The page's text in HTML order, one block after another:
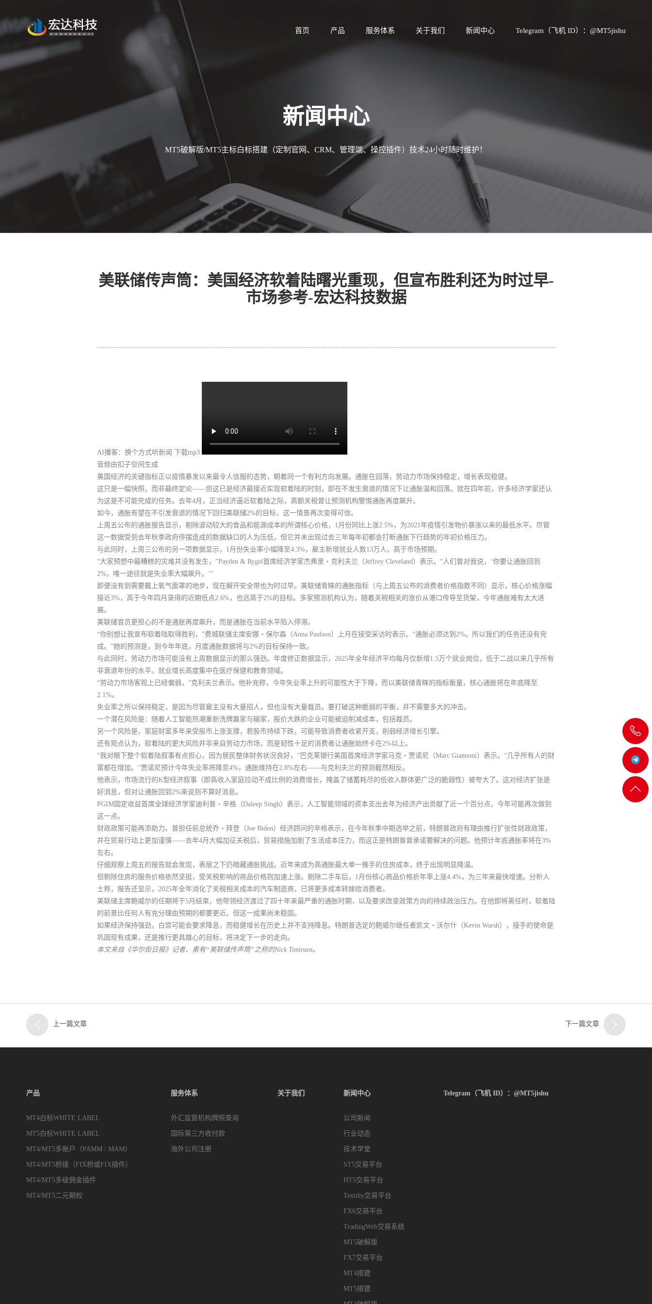
首页 产品 服务体系 关于我们 新闻中心 Telegram（飞机 ID）：@MT5jishu
飞
机
客服
返回
新闻中心
MT5破解版/MT5主标白标搭建（定制官网、CRM、管理端、操控插件）技术24小时随时维护！
美联储传声筒：美国经济软着陆曙光重现，但宣布胜利还为时过早-
市场参考-宏达科技数据
AI播客：换个方式听新闻 下载mp3
音频由扣子空间生成
美国经济的关键指标正以疫情暴发以来最令人信服的态势，朝着同一个有利方向发展。通胀在回落，劳动力市场保持稳定，增长表现稳健。
这只是一幅快照，而非最终定论——但这已是经济最接近实现软着陆的时刻，即在不发生衰退的情况下让通胀温和回落。就在四年前，许多经济学家还认
为这是不可能完成的任务。去年4月，正当经济逼近软着陆之际，高额关税曾让预测机构警惕通胀再度飙升。
如今， 通胀有望在不引发衰退的情况下回归美联储2%的目标，这一情景再次变得可信。
上周五公布的通胀报告显示，剔除波动较大的食品和能源成本的所谓核心价格，1月份同比上涨2.5%，为2021年疫情引发物价暴涨以来的最低水平。尽管
这一数据受到去年秋季政府停摆造成的数据缺口的人为压低，但它并未出现过去三年每年初都会打断通胀下行趋势的年初价格压力。
与此同时，上周三公布的另一项数据显示，1月份失业率小幅降至4.3%，雇主新增就业人数13万人，高于市场预期。
“大家预想中最糟糕的灾难并没有发生，”Payden & Rygel首席经济学家杰弗里・克利夫兰（Jeffrey Cleveland）表示。“人们曾对我说，‘你要让通胀回到
2%，唯一途径就是失业率大幅飙升。’”
即便没有到需要戴上氧气面罩的地步，现在解开安全带也为时过早。 美联储青睐的通胀指标（与上周五公布的消费者价格指数不同）显示，核心价格涨幅
接近3%，高于今年四月录得的近期低点2.6%，也远高于2%的目标。多家预测机构认为，随着关税相关的涨价从港口传导至货架，今年通胀难有太大进
展。
美联储官员更担心的不是通胀再度飙升，而是通胀在当前水平陷入停滞。
“你别想让我宣布软着陆取得胜利，”费城联储主席安娜・保尔森（Anna Paulson）上月在接受采访时表示。“通胀必须达到2%。所以我们的任务还没有完
成。”她的预测是，到今年年底，月度通胀数据将与2%的目标保持一致。
与此同时，劳动力市场可能没有上周数据显示的那么强劲。 年度修正数据显示，2025年全年经济平均每月仅新增1.5万个就业岗位，低于二战以来几乎所有
非衰退年份的水平。就业增长高度集中在医疗保健和教育领域。
“劳动力市场客观上已经偏弱，”克利夫兰表示。他补充称，今年失业率上升的可能性大于下降，而以美联储青睐的指标衡量，核心通胀将在年底降至
2.1%。
失业率之所以保持稳定，是因为尽管雇主没有大量招人，但也没有大量裁员。 要打破这种脆弱的平衡，并不需要多大的冲击。
一个潜在风险是：随着人工智能热潮重新洗牌赢家与输家，股价大跌的企业可能被迫削减成本，包括裁员。
另一个风险是，家庭财富多年来受股市上涨支撑，若股市持续下跌，可能导致消费者收紧开支，削弱经济增长引擎。
还有观点认为，软着陆的更大风险并非来自劳动力市场，而是韧性十足的消费者让通胀始终卡在2%以上。
“我对眼下整个软着陆叙事有点担心，因为居民整体财务状况良好，”巴克莱银行美国首席经济学家马克・贾诺尼（Marc Giannoni）表示。“几乎所有人的财
富都在增加。”贾诺尼预计今年失业率将降至4%，通胀维持在2.8%左右——与克利夫兰的预测截然相反。
他表示，市场流行的K型经济叙事（即高收入家庭拉动不成比例的消费增长，掩盖了储蓄耗尽的低收入群体更广泛的脆弱性）被夸大了。这对经济扩张是
好消息，但对让通胀回到2%来说则不算好消息。
PGIM固定收益首席全球经济学家迪利普・辛格（Daleep Singh）表示，人工智能领域的资本支出去年为经济产出贡献了近一个百分点，今年可能再次做到
这一点。
财政政策可能再添助力。
曾担任前总统乔・拜登（Joe Biden）经济顾问的辛格表示，在今年秋季中期选举之前，特朗普政府有理由推行扩张性财政政策，
并在贸易行动上更加谨慎——去年4月大幅加征关税后，贸易措施加剧了生活成本压力，而这正是特朗普曾承诺要解决的问题。他预计年底通胀率将在3%
左右。
仔细观察上周五的报告就会发现，表层之下仍暗藏通胀挑战。近年来成为高通胀最大单一推手的住房成本，终于出现明显降温。
但剔除住房的服务价格依然坚挺，受关税影响的商品价格则加速上涨。剔除二手车后，1月份核心商品价格折年率上涨4.4%，为三年来最快增速。分析人
士称，报告还显示，2025年全年消化了关税相关成本的汽车制造商，已将更多成本转嫁给消费者。
美联储主席鲍威尔的任期将于5月结束，他带领经济渡过了四十年来最严重的通胀时期，以及要求改变政策方向的持续政治压力。在他即将离任时，软着陆
的前景比任何人有充分理由预期的都要更近。但这一成果尚未稳固。
如果经济保持强劲，白宫可能会要求降息，而稳健增长在历史上并不支持降息。 特朗普选定的鲍威尔继任者凯文・沃尔什（Kevin Warsh），接手的使命是
巩固现有成果，还是推行更具雄心的目标，将决定下一步的走向。
本文来自《华尔街日报》记者、素有“美联储传声筒”之称的Nick Timiraos。
上一篇文章 下一篇文章
产品
MT4白标WHITE LABEL
MT5白标WHITE LABEL
MT4/MT5多账户（PAMM / MAM）
MT4/MT5桥接（FIX桥或FIX插件）
MT4/MT5多级佣金插件
MT4/MT5二元期权
服务体系
外汇监管机构牌照查询
国际第三方收付款
海外公司注册
关于我们 新闻中心
公司新闻
行业动态
技术学堂
ST5交易平台
HT5交易平台
Textdiy交易平台
FX6交易平台
TradingWeb交易系统
MT5破解版
FX7交易平台
MT4搭建
MT5搭建
Telegram（飞机 ID）：@MT5jishu